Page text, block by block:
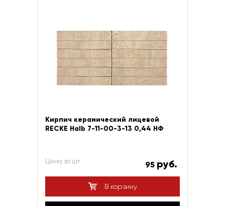
Кирпич керамический лицевой
RECKE Halb 7-11-00-3-13 0,44 НФ
Цена за шт 95 руб.
В корзину